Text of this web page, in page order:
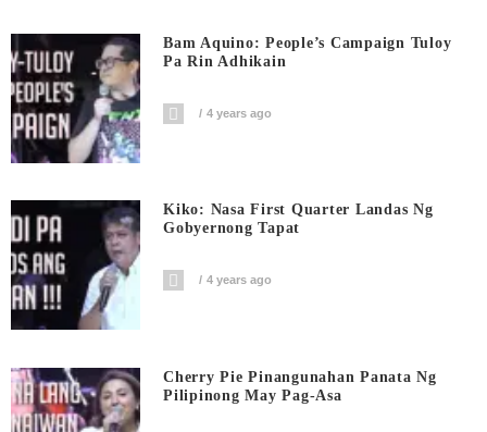
Bam Aquino: People’s Campaign Tuloy
Pa Rin Adhikain
4 years ago
Kiko: Nasa First Quarter Landas Ng
Gobyernong Tapat
4 years ago
Cherry Pie Pinangunahan Panata Ng
Pilipinong May Pag-Asa